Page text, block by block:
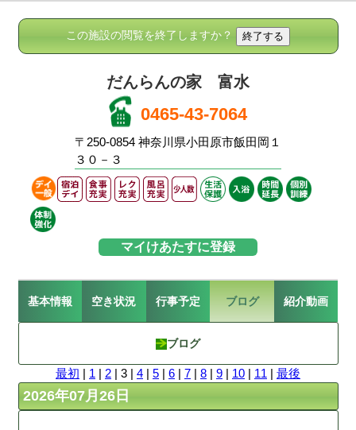
この施設の閲覧を終了しますか？
だんらんの家 富水
0465-43-7064
〒250-0854 神奈川県小田原市飯田岡１
３０－３
マイけあたすに登録
基本情報 空き状況 行事予定 ブログ 紹介動画
ブログ
最初 | 1 | 2 | 3 | 4 | 5 | 6 | 7 | 8 | 9 | 10 | 11 | 最後
2026年07月26日